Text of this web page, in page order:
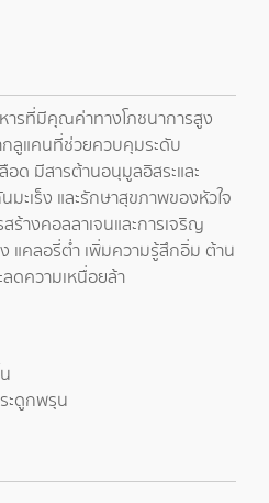
ารที่มีคุณค่าทางโภชนาการสูง
กลูแคนที่ช่วยควบคุมระดับ
อด มีสารต้านอนุมูลอิสระและ
ะเร็ง และรักษาสุขภาพของหัวใจ
างคอลลาเจนและการเจริญ
แคลอรี่ต่ำ เพิ่มความรู้สึกอิ่ม ต้าน
ดความเหนื่อยล้า
ะดูกพรุน